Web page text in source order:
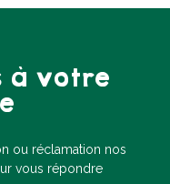
à votre
ou réclamation nos
vous répondre